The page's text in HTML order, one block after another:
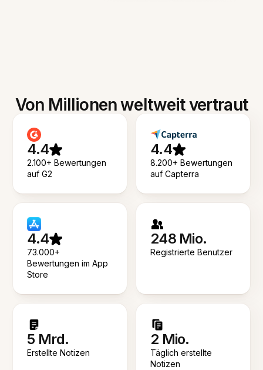
Von Millionen weltweit vertraut
4.4
2.100+ Bewertungen
auf G2
4.4
8.200+ Bewertungen
auf Capterra
4.4
73.000+
Bewertungen im App
Store
248 Mio.
Registrierte Benutzer
5 Mrd.
Erstellte Notizen
2 Mio.
Täglich erstellte
Notizen